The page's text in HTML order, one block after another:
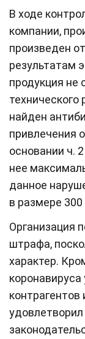
В ходе
компании,
произведен
результатам
продукция не
технического
найден
привлечения
основании ч.
нее
данное
в размере 300
Организация
штрафа,
характер.
удовлетворил